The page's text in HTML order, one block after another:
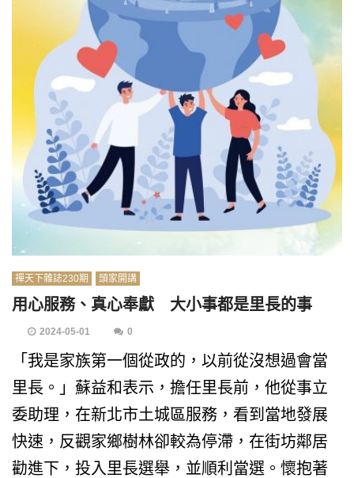
禪天下雜誌230期 頭家開講
用心服務、真心奉獻 大小事都是里長的事
2024-05-01 0
「我是家族第一個從政的，以前從沒想過會當
里長。」蘇益和表示，擔任里長前，他從事立
委助理，在新北市土城區服務，看到當地發展
快速，反觀家鄉樹林卻較為停滯，在街坊鄰居
勸進下，投入里長選舉，並順利當選。懷抱著